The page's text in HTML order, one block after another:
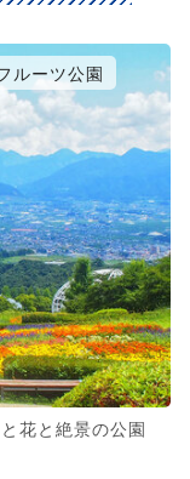
ルーツ公園
花と絶景の公園